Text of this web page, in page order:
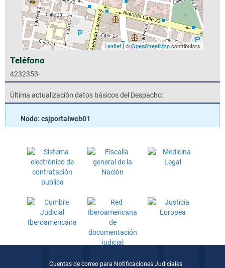
Leaflet| ©OpenStreetMapcontributors
Teléfono
4232353-
Última actualización datos básicos del Despacho:
Nodo: csjportalweb01
Cuentas de correo para Notificaciones Judiciales